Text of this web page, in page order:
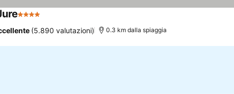
4 Stelle
(5.890 valutazioni) 0.3 km dalla spiaggia